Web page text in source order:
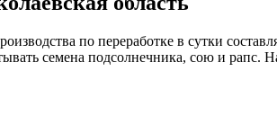
по переработке в сутки
семена подсолнечника, сою и рапс.